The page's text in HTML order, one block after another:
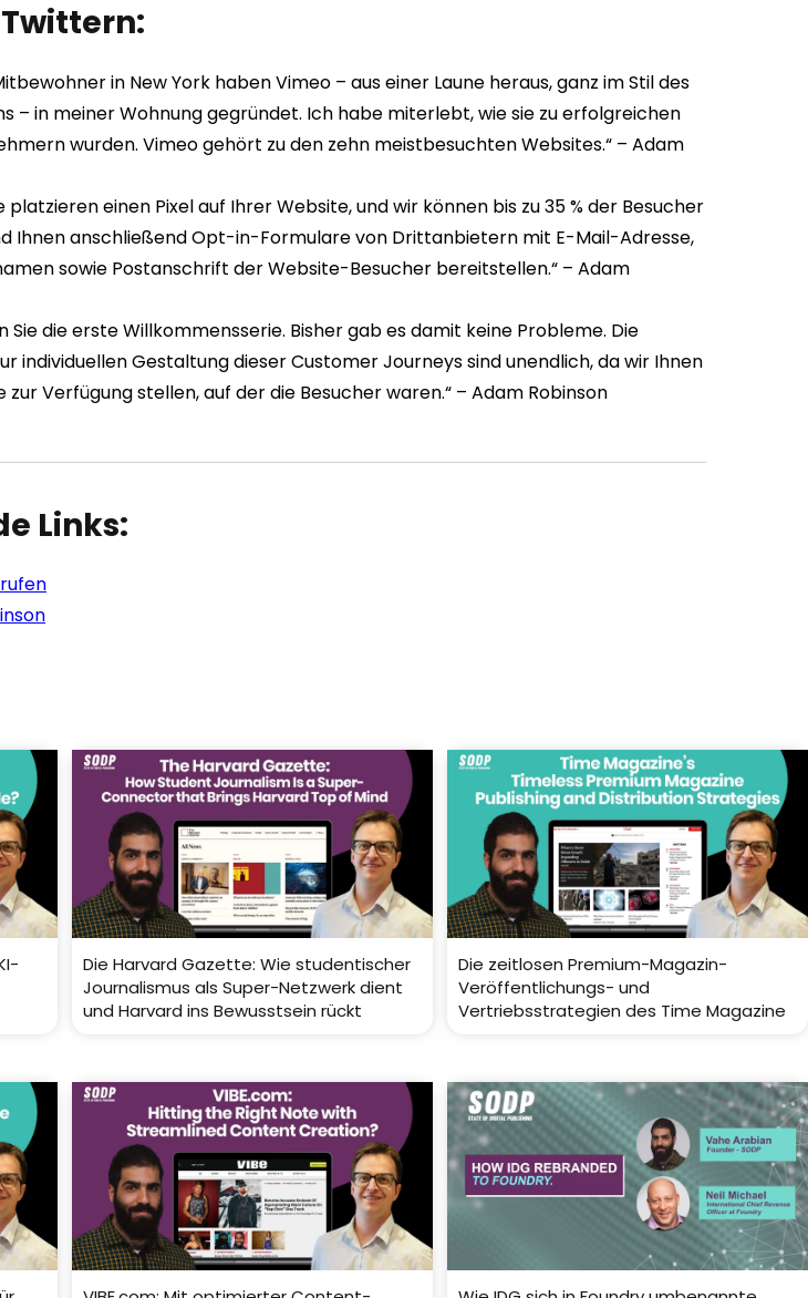
in New York haben Vimeo – aus einer Laune heraus, ganz im Stil des
– in meiner Wohnung gegründet. Ich habe miterlebt, wie sie zu erfolgreichen
wurden. Vimeo gehört zu den zehn meistbesuchten Websites.“ – Adam
platzieren einen Pixel auf Ihrer Website, und wir können bis zu 35 % der Besucher
Ihnen anschließend Opt-in-Formulare von Drittanbietern mit E-Mail-Adresse,
sowie Postanschrift der Website-Besucher bereitstellen.“ – Adam
Sie die erste Willkommensserie. Bisher gab es damit keine Probleme. Die
individuellen Gestaltung dieser Customer Journeys sind unendlich, da wir Ihnen
zur Verfügung stellen, auf der die Besucher waren.“ – Adam Robinson
Links:
Die Harvard Gazette: Wie studentischer
Journalismus als Super-Netzwerk dient
und Harvard ins Bewusstsein rückt
Die zeitlosen Premium-Magazin-
Veröffentlichungs- und
Vertriebsstrategien des Time Magazine